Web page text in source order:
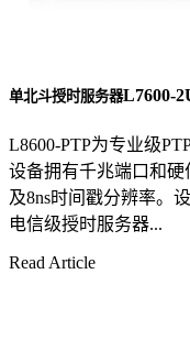
单北斗授时服务器L7600-
L8600-PTP为专业级
设备拥有千兆端口和硬
及8ns时间戳分辨率。
电信级授时服务器...
Read Article